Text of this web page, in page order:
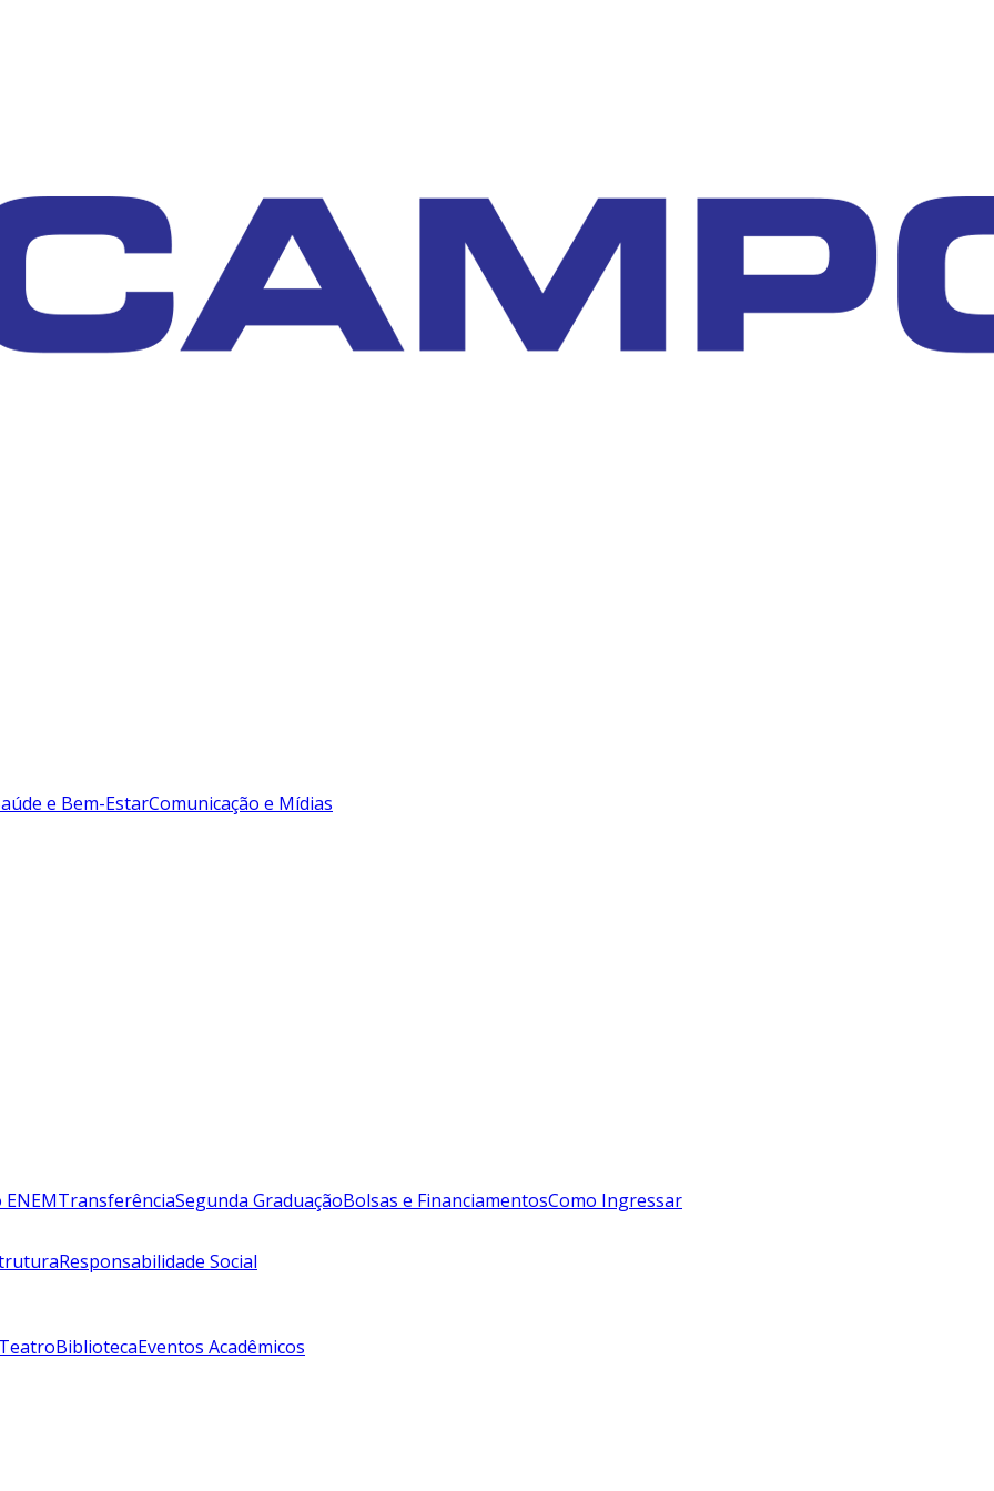
e Bem-EstarComunicação e Mídias
TransferênciaSegunda GraduaçãoBolsas e FinanciamentosComo Ingressar
Responsabilidade Social
BibliotecaEventos Acadêmicos